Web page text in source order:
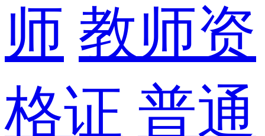
师 教师资
格证 普通